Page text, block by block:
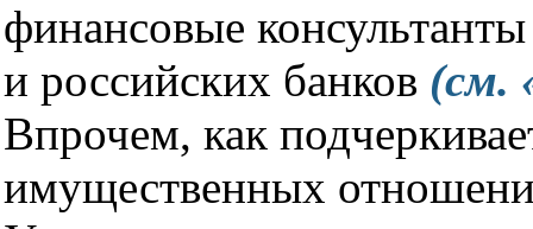
финансовые
и российских банков (см.
Впрочем, как
имущественных